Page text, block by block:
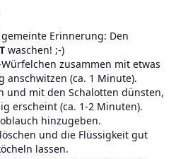
Erinnerung: Den
waschen! ;-)
zusammen mit etwas
anschwitzen (ca. 1 Minute).
und mit den Schalotten dünsten,
erscheint (ca. 1-2 Minuten).
hinzugeben.
und die Flüssigkeit gut
lassen.